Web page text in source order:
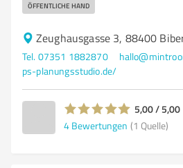
ÖFFENTLICHE HAND
Zeughausgasse 3, 88400
Tel. 07351 1882870
ps-planungsstudio.de/
5,00 / 5,00
4 Bewertungen (1 Quelle)